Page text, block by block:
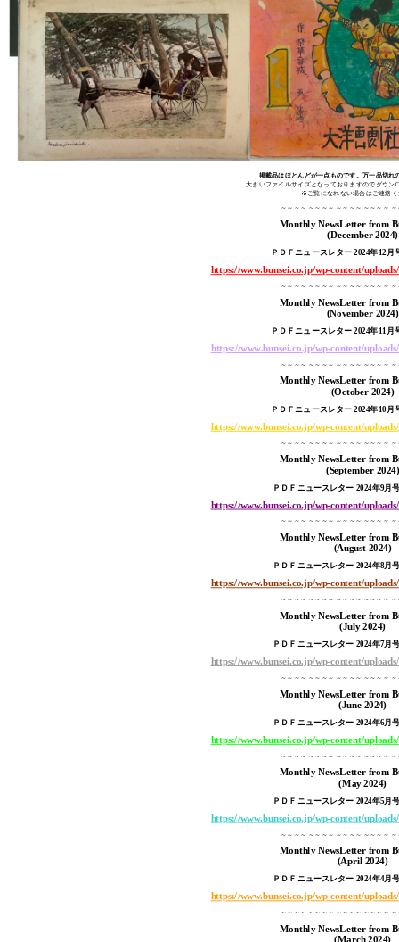
掲載品はほとんどが一点ものです。万一品切れ
大きいファイルサイズとなっておりますのでダウン
※ご覧になれない場合はご連絡
～～～～ ～～～～ ～～～～ ～～～～
Monthly NewsLetter from
(December 2024)
ＰＤＦニュースレター 2024年12月
https://www.bunsei.co.jp/wp-content/
～～～～ ～～～～ ～～～～ ～～～～
Monthly NewsLetter from
(November 2024)
ＰＤＦニュースレター 2024年11月
https://www.bunsei.co.jp/wp-content/
～～～～ ～～～～ ～～～～ ～～～～
Monthly NewsLetter from
(October 2024)
ＰＤＦニュースレター 2024年10月
https://www.bunsei.co.jp/wp-content/
～～～～ ～～～～ ～～～～ ～～～～
Monthly NewsLetter from
(September 2024)
ＰＤＦニュースレター 2024年9月
https://www.bunsei.co.jp/wp-content/
～～～～ ～～～～ ～～～～ ～～～～
Monthly NewsLetter from
(August 2024)
ＰＤＦニュースレター 2024年8月
https://www.bunsei.co.jp/wp-content/
～～～～ ～～～～ ～～～～ ～～～～
Monthly NewsLetter from
(July 2024)
ＰＤＦニュースレター 2024年7月
https://www.bunsei.co.jp/wp-content/
～～～～ ～～～～ ～～～～ ～～～～
Monthly NewsLetter from
(June 2024)
ＰＤＦニュースレター 2024年6月
https://www.bunsei.co.jp/wp-content/
～～～～ ～～～～ ～～～～ ～～～～
Monthly NewsLetter from
(May 2024)
ＰＤＦニュースレター 2024年5月
https://www.bunsei.co.jp/wp-content/
～～～～ ～～～～ ～～～～ ～～～～
Monthly NewsLetter from
(April 2024)
ＰＤＦニュースレター 2024年4月
https://www.bunsei.co.jp/wp-content/
～～～～ ～～～～ ～～～～ ～～～～
Monthly NewsLetter from